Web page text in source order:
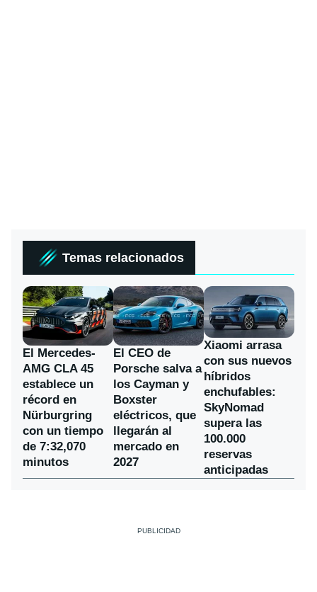
Temas relacionados
El Mercedes-
AMG CLA 45
establece un
récord en
Nürburgring
con un tiempo
de 7:32,070
minutos
El CEO de
Porsche salva a
los Cayman y
Boxster
eléctricos, que
llegarán al
mercado en
2027
Xiaomi arrasa
con sus nuevos
híbridos
enchufables:
SkyNomad
supera las
100.000
reservas
anticipadas